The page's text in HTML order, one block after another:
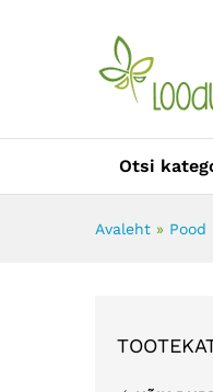
Otsi
Avaleht » Pood